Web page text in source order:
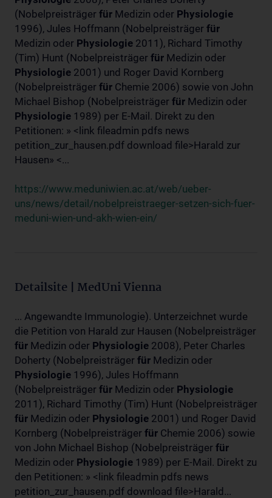
(Nobelpreisträger für Medizin oder Physiologie
1996), Jules Hoffmann (Nobelpreisträger für
Medizin oder Physiologie 2011), Richard Timothy
(Tim) Hunt (Nobelpreisträger für Medizin oder
Physiologie 2001) und Roger David Kornberg
(Nobelpreisträger für Chemie 2006) sowie von John
Michael Bishop (Nobelpreisträger für Medizin oder
Physiologie 1989) per E-Mail. Direkt zu den
Petitionen: » <link fileadmin pdfs news
petition_zur_hausen.pdf download file>Harald zur
Hausen» <...
https://www.meduniwien.ac.at/web/ueber-
uns/news/detail/nobelpreistraeger-setzen-sich-fuer-
meduni-wien-und-akh-wien-ein/
Detailsite | MedUni Vienna
... Angewandte Immunologie). Unterzeichnet wurde
die Petition von Harald zur Hausen (Nobelpreisträger
für Medizin oder Physiologie 2008), Peter Charles
Doherty (Nobelpreisträger für Medizin oder
Physiologie 1996), Jules Hoffmann
(Nobelpreisträger für Medizin oder Physiologie
2011), Richard Timothy (Tim) Hunt (Nobelpreisträger
für Medizin oder Physiologie 2001) und Roger David
Kornberg (Nobelpreisträger für Chemie 2006) sowie
von John Michael Bishop (Nobelpreisträger für
Medizin oder Physiologie 1989) per E-Mail. Direkt zu
den Petitionen: » <link fileadmin pdfs news
petition_zur_hausen.pdf download file>Harald...